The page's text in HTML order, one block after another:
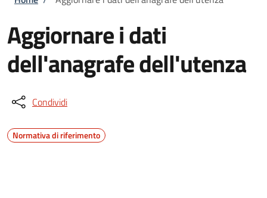
Aggiornare i dati
dell'anagrafe dell'utenza
Condividi
Normativa di riferimento